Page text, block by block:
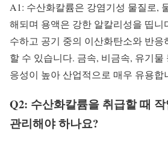
A1: 수산화칼륨은 강염기성 물질로,
해되며 용액은 강한 알칼리성을 띱니
수하고 공기 중의 이산화탄소와 반응
할 수 있습니다. 금속, 비금속, 유기
응성이 높아 산업적으로 매우 유용합
Q2: 수산화칼륨을 취급할 때
관리해야 하나요?